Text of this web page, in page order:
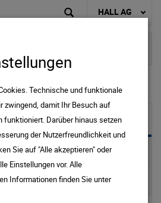
HALL AG
& Abwasser
Technische und funktionale
zwingend, damit Ihr Besuch auf
funktioniert. Darüber hinaus setzen
der Nutzerfreundlichkeit und
Sie auf "Alle akzeptieren" oder
Einstellungen vor. Alle
Informationen finden Sie unter